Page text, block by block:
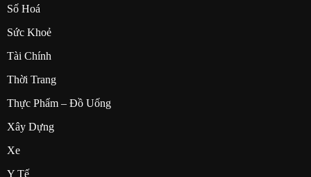
Số Hoá
Sức Khoẻ
Tài Chính
Thời Trang
Thực Phẩm – Đồ Uống
Xây Dựng
Xe
Y Tế